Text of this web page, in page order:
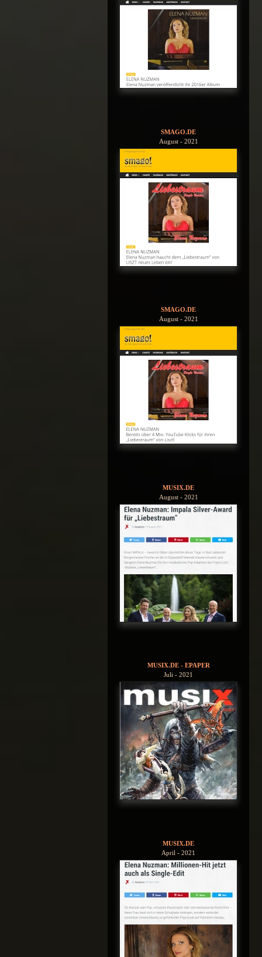
SMAGO.DE
August - 2021
SMAGO.DE
August - 2021
MUSIX.DE
August - 2021
MUSIX.DE - EPAPER
Juli - 2021
MUSIX.DE
April - 2021